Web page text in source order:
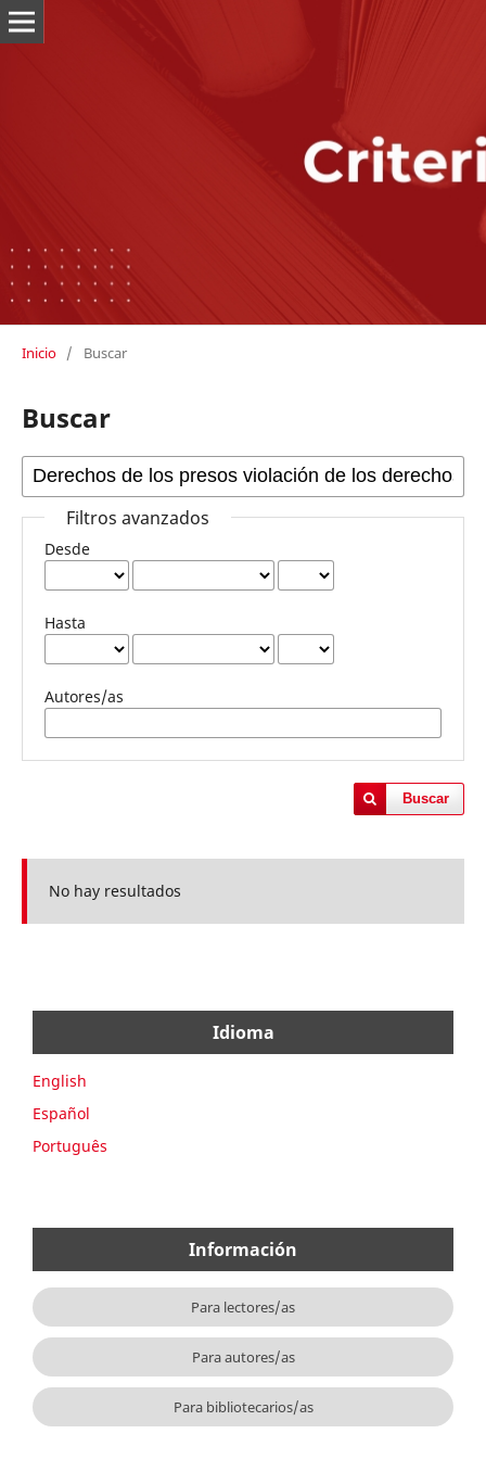
Inicio / Buscar
Buscar
Filtros avanzados
Desde
Hasta
Autores/as
Buscar
No hay resultados
Idioma
English
Español
Português
Información
Para lectores/as
Para autores/as
Para bibliotecarios/as